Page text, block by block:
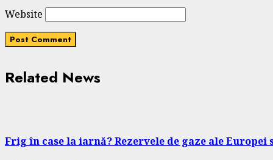
Website
Related News
Frig în case la iarnă? Rezervele de gaze ale